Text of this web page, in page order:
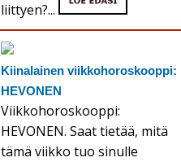
liittyen?...
Kiinalainen viikkohoroskooppi:
HEVONEN
Viikkohoroskooppi:
HEVONEN. Saat tietää, mitä
tämä viikko tuo sinulle